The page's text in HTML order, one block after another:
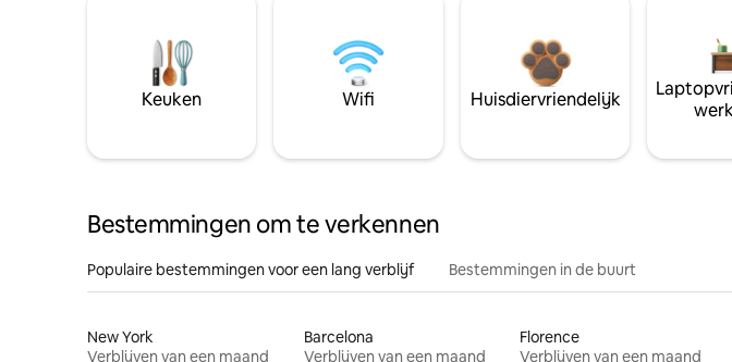
Keuken Wifi Huisdiervriendelijk
Bestemmingen om te verkennen
Populaire bestemmingen voor een lang verblijf Bestemmingen in de buurt
New York
Verblijven van een maand
Barcelona
Verblijven van een maand
Florence
Verblijven van een maand